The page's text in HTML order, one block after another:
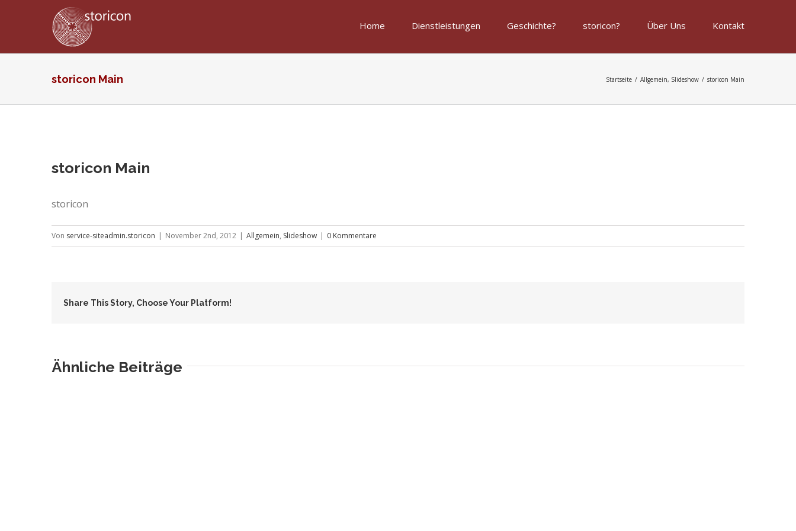
Home Dienstleistungen Geschichte? storicon? Über Uns Kontakt
storicon Main Startseite / Allgemein, Slideshow / storicon Main
grösseres
storicon Main
storicon
Von service-siteadmin.storicon | November 2nd, 2012 | Allgemein, Slideshow | 0 Kommentare
Share This Story, Choose Your Platform!
Ähnliche Beiträge